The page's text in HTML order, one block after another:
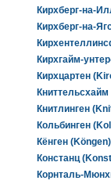
Кирхберг-на-
Кирхберг-на-
Кирхгайм-
Кирхцартен
Книтлинген
Кольбинген
Кёнген (Köngen)
Констанц
Корнталь-